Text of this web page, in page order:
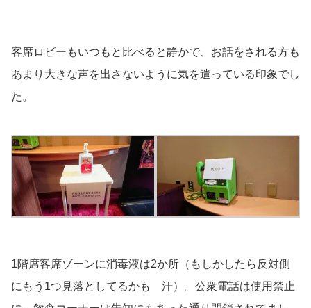
客席ロビーもいつもと比べると静かで、お話をされる方も
あまり大きな声を出さないように気を遣っている印象でし
た。
1階席客席ゾーンに消毒液は2か所（もしかしたら反対側
にもう1つ見落としてるかも 汗）。公衆電話は使用禁止